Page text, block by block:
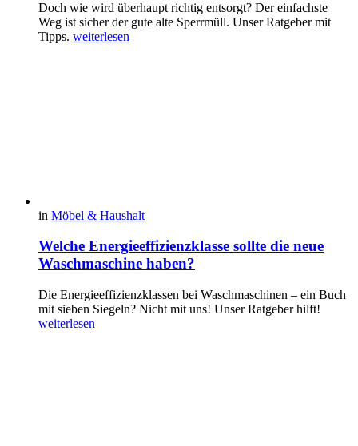
Doch wie wird überhaupt richtig entsorgt? Der einfachste
Weg ist sicher der gute alte Sperrmüll. Unser Ratgeber mit
Tipps. weiterlesen
in Möbel & Haushalt
Welche Energieeffizienzklasse sollte die neue
Waschmaschine haben?
Die Energieeffizienzklassen bei Waschmaschinen – ein Buch
mit sieben Siegeln? Nicht mit uns! Unser Ratgeber hilft!
weiterlesen